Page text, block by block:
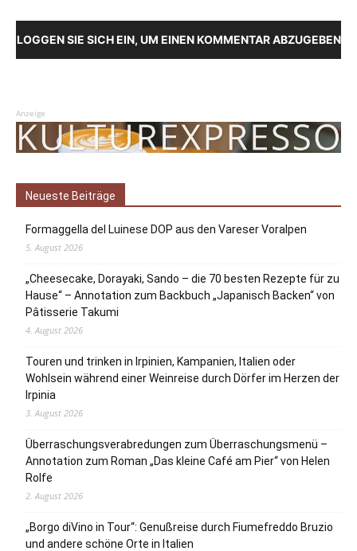
LOGGEN SIE SICH EIN, UM EINEN KOMMENTAR ABZUGEBEN
Anzeige
Neueste Beiträge
Formaggella del Luinese DOP aus den Vareser Voralpen
5. August 2026
„Cheesecake, Dorayaki, Sando – die 70 besten Rezepte für zu
Hause“ – Annotation zum Backbuch „Japanisch Backen“ von
Pâtisserie Takumi
4. August 2026
Touren und trinken in Irpinien, Kampanien, Italien oder
Wohlsein während einer Weinreise durch Dörfer im Herzen der
Irpinia
3. August 2026
Überraschungsverabredungen zum Überraschungsmenü –
Annotation zum Roman „Das kleine Café am Pier“ von Helen
Rolfe
2. August 2026
„Borgo diVino in Tour“: Genußreise durch Fiumefreddo Bruzio
und andere schöne Orte in Italien